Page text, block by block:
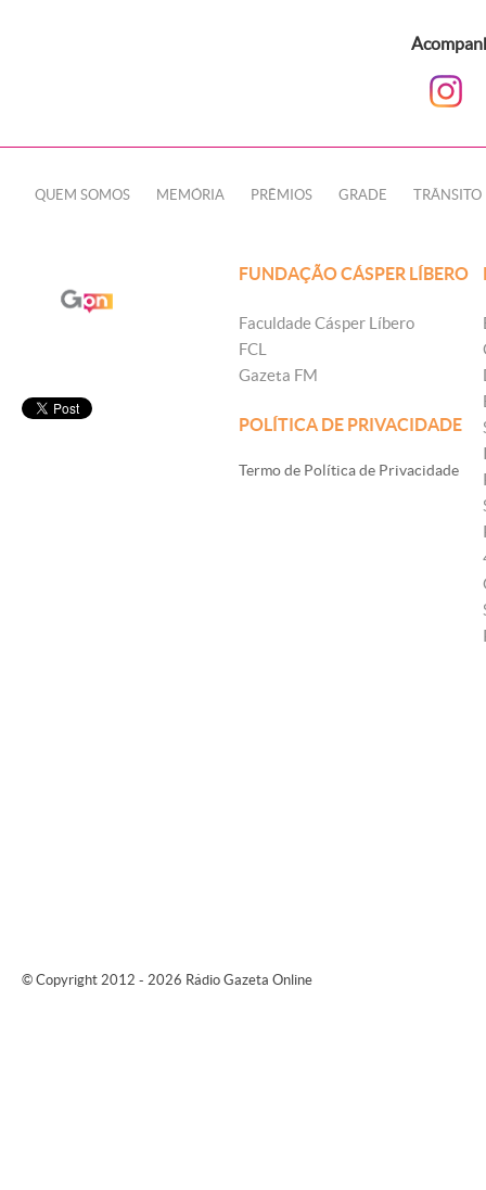
QUEM SOMOS MEMÓRIA PRÊMIOS GRADE TRÂNSITO
FUNDAÇÃO CÁSPER LÍBERO
Faculdade Cásper Líbero
FCL
Gazeta FM
POLÍTICA DE PRIVACIDADE
Termo de Política de Privacidade
© Copyright 2012 - 2026 Rádio Gazeta Online